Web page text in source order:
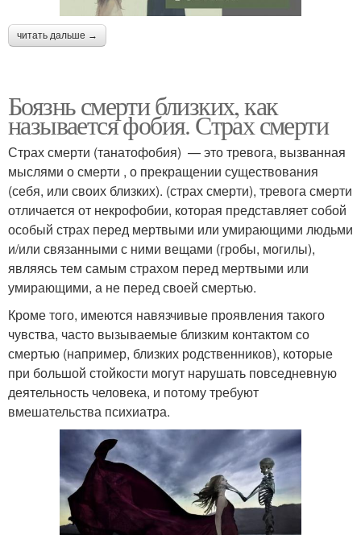
читать дальше →
Боязнь смерти близких, как
называется фобия. Страх смерти
Страх смерти (танатофобия) — это тревога, вызванная
мыслями о смерти , о прекращении существования
(себя, или своих близких). (страх смерти), тревога смерти
отличается от некрофобии, которая представляет собой
особый страх перед мертвыми или умирающими людьми
и/или связанными с ними вещами (гробы, могилы),
являясь тем самым страхом перед мертвыми или
умирающими, а не перед своей смертью.
Кроме того, имеются навязчивые проявления такого
чувства, часто вызываемые близким контактом со
смертью (например, близких родственников), которые
при большой стойкости могут нарушать повседневную
деятельность человека, и потому требуют
вмешательства психиатра.